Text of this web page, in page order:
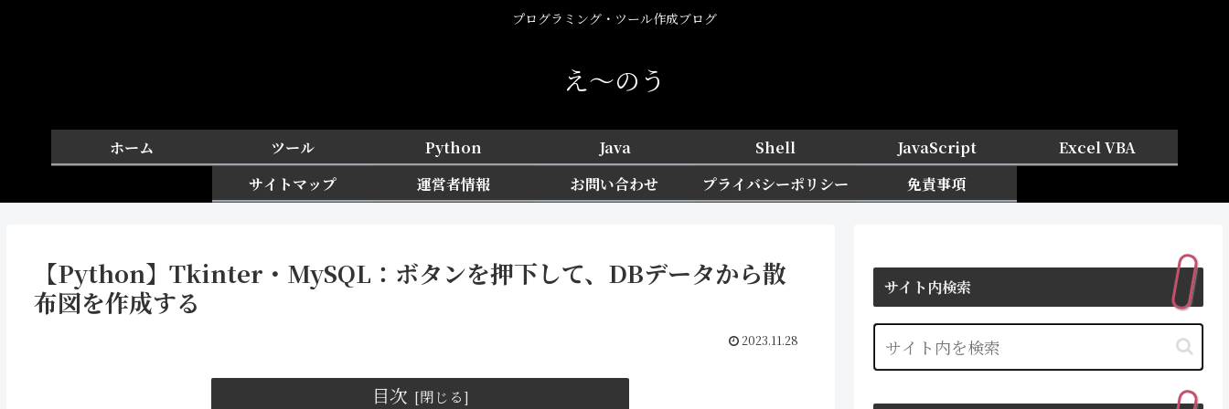
プログラミング・ツール作成ブログ
え〜のう
ホーム ツール Python Java Shell JavaScript
Excel VBA
サイトマップ
運営者情報 お問い合わせ プライバシーポリシー 免責事項
【Python】Tkinter・MySQL：ボタンを押下して、DBデータから散
布図を作成する
2023.11.28
目次
サイト内検索